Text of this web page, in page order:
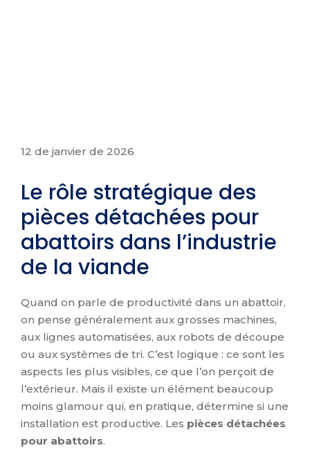
12 de janvier de 2026
Le rôle stratégique des
pièces détachées pour
abattoirs dans l’industrie
de la viande
Quand on parle de productivité dans un abattoir,
on pense généralement aux grosses machines,
aux lignes automatisées, aux robots de découpe
ou aux systèmes de tri. C’est logique : ce sont les
aspects les plus visibles, ce que l’on perçoit de
l’extérieur. Mais il existe un élément beaucoup
moins glamour qui, en pratique, détermine si une
installation est productive. Les pièces détachées
pour abattoirs.